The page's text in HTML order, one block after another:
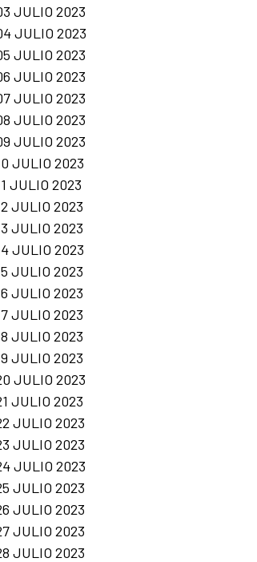
JULIO 2023
JULIO 2023
JULIO 2023
JULIO 2023
JULIO 2023
JULIO 2023
JULIO 2023
JULIO 2023
JULIO 2023
JULIO 2023
JULIO 2023
JULIO 2023
JULIO 2023
JULIO 2023
JULIO 2023
JULIO 2023
JULIO 2023
JULIO 2023
JULIO 2023
JULIO 2023
JULIO 2023
JULIO 2023
JULIO 2023
JULIO 2023
JULIO 2023
JULIO 2023